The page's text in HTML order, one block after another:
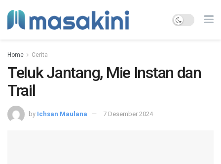
Home Cerita
Teluk Jantang, Mie Instan dan
Trail
by Ichsan Maulana 7 Desember 2024